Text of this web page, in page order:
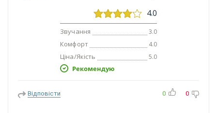
4.0
Звучання 3.0
Комфорт 4.0
Ціна/Якість 5.0
Рекомендую
Відповісти 0 0